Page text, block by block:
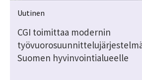
Uutinen
CGI toimittaa modernin
Suomen hyvinvointialueelle